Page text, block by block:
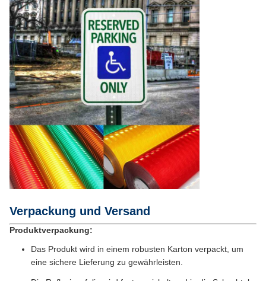
Verpackung und Versand
Produktverpackung:
Das Produkt wird in einem robusten Karton verpackt, um
eine sichere Lieferung zu gewährleisten.